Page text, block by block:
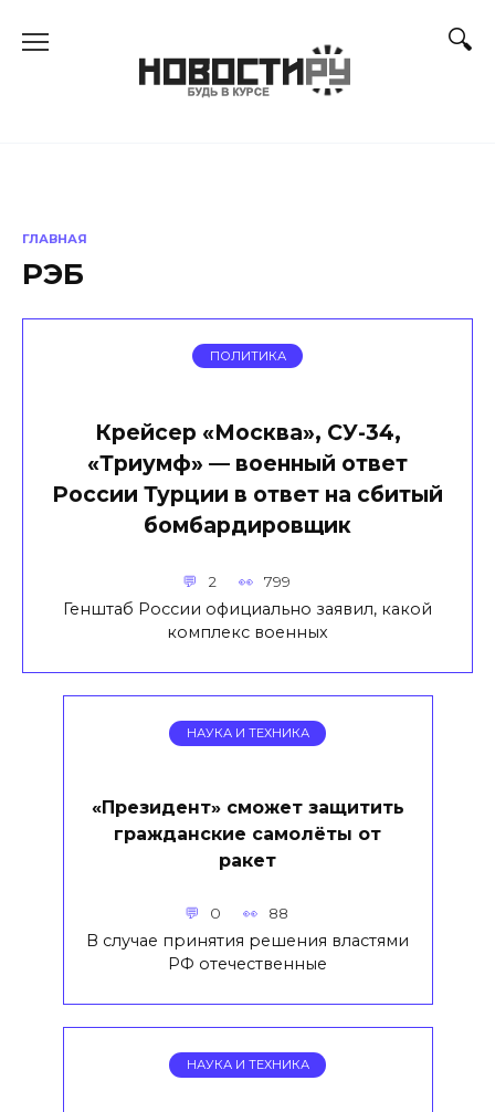
ГЛАВНАЯ
РЭБ
ПОЛИТИКА
Крейсер «Москва», СУ-34,
«Триумф» — военный ответ
России Турции в ответ на сбитый
бомбардировщик
2 799
Генштаб России официально заявил, какой
комплекс военных
НАУКА И ТЕХНИКА
«Президент» сможет защитить
гражданские самолёты от
ракет
0 88
В случае принятия решения властями
РФ отечественные
НАУКА И ТЕХНИКА